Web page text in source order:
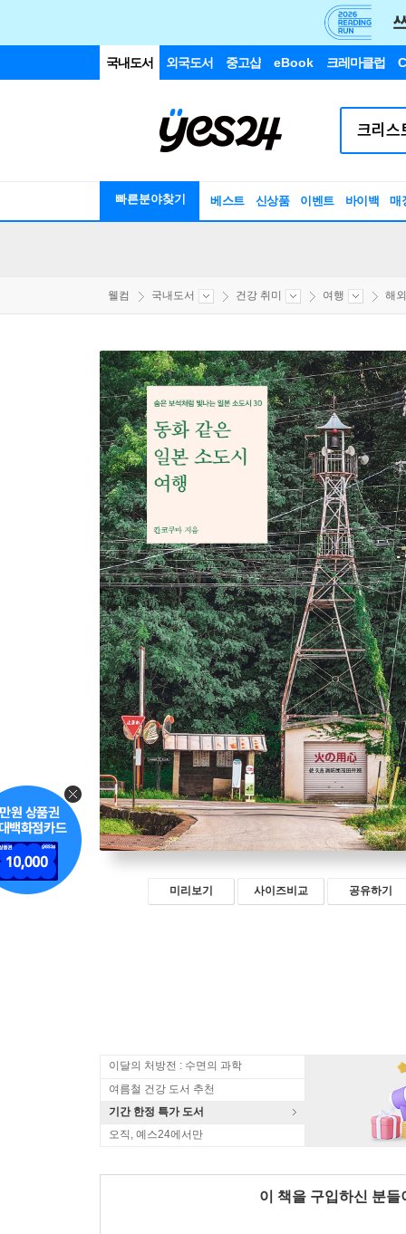
국내도서 외국도서 중고샵 eBook 크레마클럽
빠른분야찾기 베스트 신상품 이벤트 바이백 매
웰컴 국내도서 건강 취미 여행 해
미리보기 사이즈비교 공유하기
이달의 처방전 : 수면의 과학
여름철 건강 도서 추천
기간 한정 특가 도서
오직, 예스24에서만
이 책을 구입하신 분